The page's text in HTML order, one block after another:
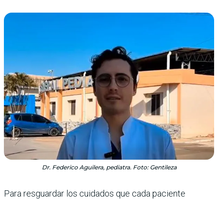
Dr. Federico Aguilera, pediatra. Foto: Gentileza
Para resguardar los cuidados que cada paciente